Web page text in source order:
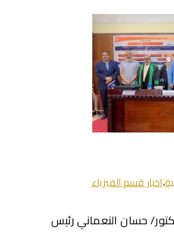
،اخبار قسم الفيزياء
حسان النعماني رئيس